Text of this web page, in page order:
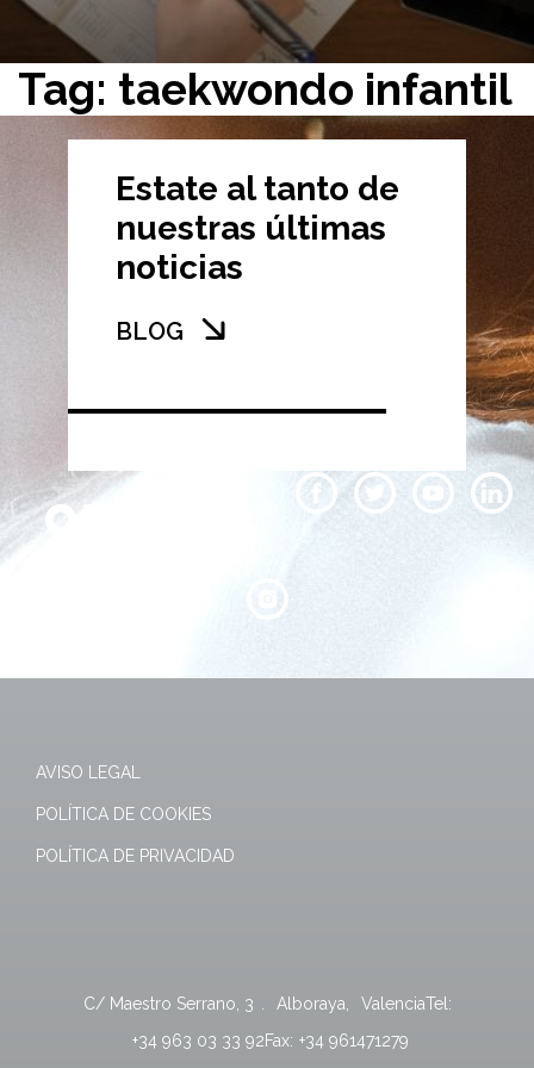
Tag: taekwondo infantil
Estate al tanto de
nuestras últimas
noticias
BLOG
AVISO LEGAL
POLÍTICA DE COOKIES
POLÍTICA DE PRIVACIDAD
C/ Maestro Serrano, 3 Alboraya ValenciaTel:
+34 963 03 33 92Fax: +34 961471279